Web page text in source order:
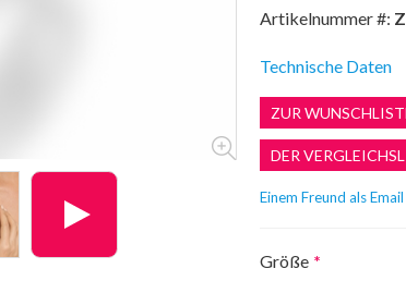
Artikelnummer #:
Technische Daten
Größe *